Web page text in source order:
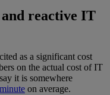
reactive IT
as a significant cost
on the actual cost of IT
it is somewhere
on average.